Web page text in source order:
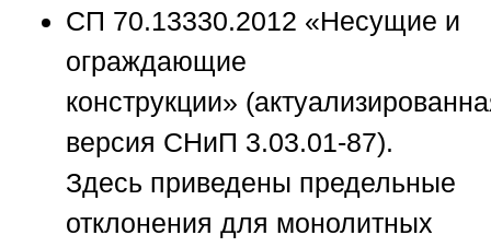
СП 70.13330.2012 «Несущие и
ограждающие
конструкции»
версия СНиП 3.03.01-87).
Здесь приведены предельные
отклонения для монолитных